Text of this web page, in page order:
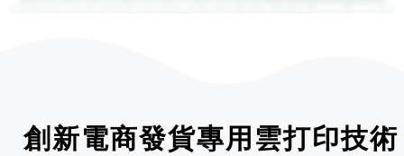
創新電商發貨專用雲打印技術